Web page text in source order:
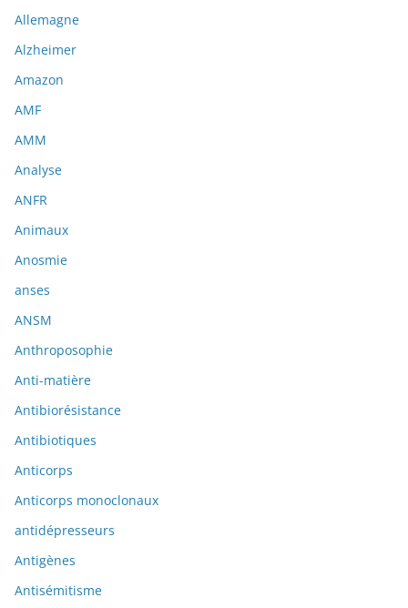
Allemagne
Alzheimer
Amazon
AMF
AMM
Analyse
ANFR
Animaux
Anosmie
anses
ANSM
Anthroposophie
Anti-matière
Antibiorésistance
Antibiotiques
Anticorps
Anticorps monoclonaux
antidépresseurs
Antigènes
Antisémitisme